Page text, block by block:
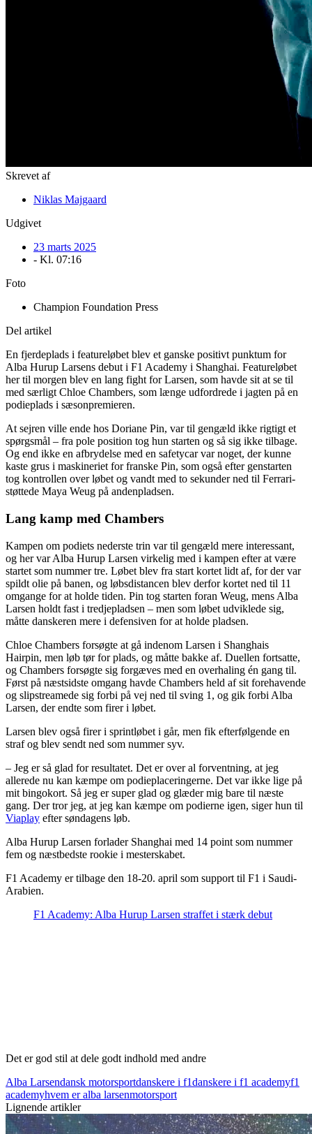
Skrevet af
Niklas Majgaard
Udgivet
23 marts 2025
- Kl. 07:16
Foto
Champion Foundation Press
Del artikel
En fjerdeplads i featureløbet blev et ganske positivt punktum for
Alba Hurup Larsens debut i F1 Academy i Shanghai. Featureløbet
her til morgen blev en lang fight for Larsen, som havde sit at se til
med særligt Chloe Chambers, som længe udfordrede i jagten på en
podieplads i sæsonpremieren.
At sejren ville ende hos Doriane Pin, var til gengæld ikke rigtigt et
spørgsmål – fra pole position tog hun starten og så sig ikke tilbage.
Og end ikke en afbrydelse med en safetycar var noget, der kunne
kaste grus i maskineriet for franske Pin, som også efter genstarten
tog kontrollen over løbet og vandt med to sekunder ned til Ferrari-
støttede Maya Weug på andenpladsen.
Lang kamp med Chambers
Kampen om podiets nederste trin var til gengæld mere interessant,
og her var Alba Hurup Larsen virkelig med i kampen efter at være
startet som nummer tre. Løbet blev fra start kortet lidt af, for der var
spildt olie på banen, og løbsdistancen blev derfor kortet ned til 11
omgange for at holde tiden. Pin tog starten foran Weug, mens Alba
Larsen holdt fast i tredjepladsen – men som løbet udviklede sig,
måtte danskeren mere i defensiven for at holde pladsen.
Chloe Chambers forsøgte at gå indenom Larsen i Shanghais
Hairpin, men løb tør for plads, og måtte bakke af. Duellen fortsatte,
og Chambers forsøgte sig forgæves med en overhaling én gang til.
Først på næstsidste omgang havde Chambers held af sit forehavende
og slipstreamede sig forbi på vej ned til sving 1, og gik forbi Alba
Larsen, der endte som firer i løbet.
Larsen blev også firer i sprintløbet i går, men fik efterfølgende en
straf og blev sendt ned som nummer syv.
– Jeg er så glad for resultatet. Det er over al forventning, at jeg
allerede nu kan kæmpe om podieplaceringerne. Det var ikke lige på
mit bingokort. Så jeg er super glad og glæder mig bare til næste
gang. Der tror jeg, at jeg kan kæmpe om podierne igen, siger hun til
Viaplay efter søndagens løb.
Alba Hurup Larsen forlader Shanghai med 14 point som nummer
fem og næstbedste rookie i mesterskabet.
F1 Academy er tilbage den 18-20. april som support til F1 i Saudi-
Arabien.
F1 Academy: Alba Hurup Larsen straffet i stærk debut
Det er god stil at dele godt indhold med andre
Alba Larsendansk motorsportdanskere i f1danskere i f1 academyf1
academyhvem er alba larsenmotorsport
Lignende artikler